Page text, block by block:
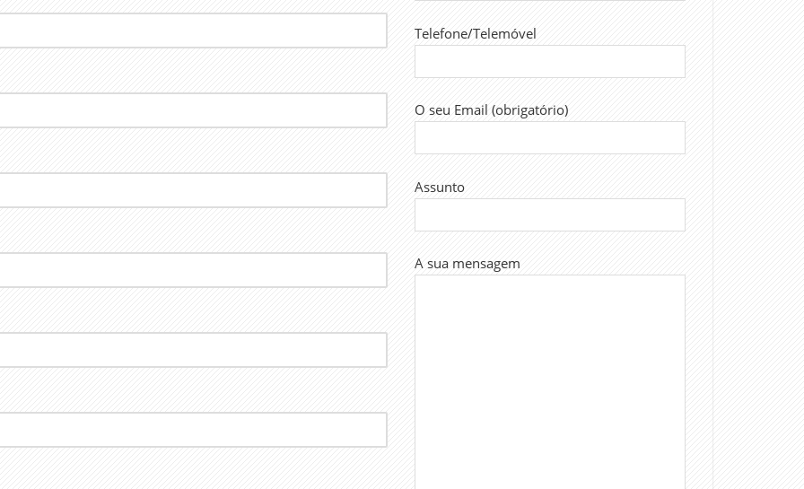
Telefone/Telemóvel
O seu Email (obrigatório)
Assunto
A sua mensagem